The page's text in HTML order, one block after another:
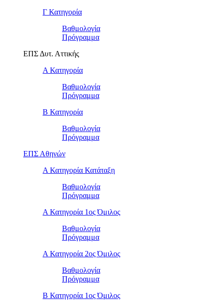
Γ Κατηγορία
Βαθμολογία
Πρόγραμμα
ΕΠΣ Δυτ. Αττικής
Α Κατηγορία
Βαθμολογία
Πρόγραμμα
Β Κατηγορία
Βαθμολογία
Πρόγραμμα
ΕΠΣ Αθηνών
Α Κατηγορία Κατάταξη
Βαθμολογία
Πρόγραμμα
Α Κατηγορία 1ος Όμιλος
Βαθμολογία
Πρόγραμμα
Α Κατηγορία 2ος Όμιλος
Βαθμολογία
Πρόγραμμα
Β Κατηγορία 1ος Όμιλος